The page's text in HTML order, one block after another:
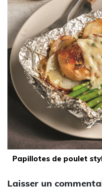
Papillotes de poulet
Laisser un